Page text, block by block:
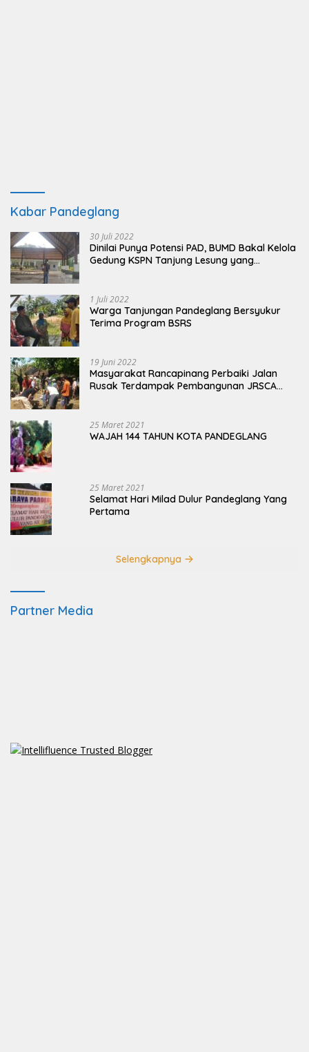
Kabar Pandeglang
30 Juli 2022
Dinilai Punya Potensi PAD, BUMD Bakal Kelola
Gedung KSPN Tanjung Lesung yang
1 Juli 2022
Warga Tanjungan Pandeglang Bersyukur
Terima Program BSRS
19 Juni 2022
Masyarakat Rancapinang Perbaiki Jalan
Rusak Terdampak Pembangunan JRSCA
25 Maret 2021
WAJAH 144 TAHUN KOTA PANDEGLANG
25 Maret 2021
Selamat Hari Milad Dulur Pandeglang Yang
Pertama
Selengkapnya
Partner Media